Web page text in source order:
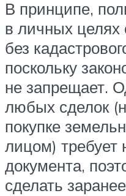
В принципе,
в личных
без
поскольку
не запрещает.
любых сделок
покупке
лицом) требует
документа,
сделать